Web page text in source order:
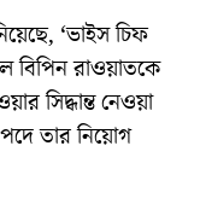
‘ভাইস চিফ
বিপিন রাওয়াতকে
সিদ্ধান্ত নেওয়া
তার নিয়োগ